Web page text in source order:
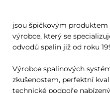
jsou špičkovým
výrobce, který se
odvodů spalin již od roku
Výrobce spalinových
zkušenostem, perfektní
technické podpoře